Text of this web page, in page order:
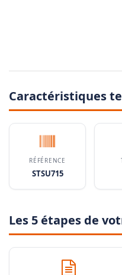
Caractéristiques
RÉFÉRENCE
STSU715
Les 5 étapes de